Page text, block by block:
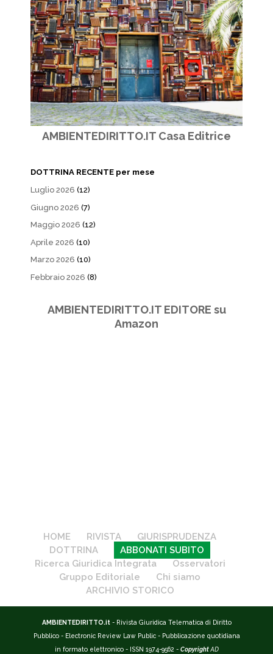
AMBIENTEDIRITTO.IT Casa Editrice
DOTTRINA RECENTE per mese
Luglio 2026 (12)
Giugno 2026 (7)
Maggio 2026 (12)
Aprile 2026 (10)
Marzo 2026 (10)
Febbraio 2026 (8)
AMBIENTEDIRITTO.IT EDITORE su
Amazon
HOME RIVISTA
GIURISPRUDENZA
DOTTRINA
ABBONATI SUBITO
Ricerca Giuridica Integrata
Osservatori
Gruppo Editoriale
Chi siamo
ARCHIVIO STORICO
AMBIENTEDIRITTO.it - Rivista Giuridica Telematica di Diritto
Pubblico - Electronic Review Law Public - Pubblicazione quotidiana
in formato elettronico - ISSN 1974-9562 - Copyright AD